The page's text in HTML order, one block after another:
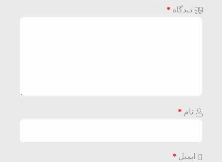
دیدگاه *
نام *
ایمیل *